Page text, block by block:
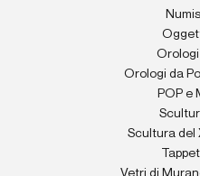
Orologi da
POP e
Scultura del